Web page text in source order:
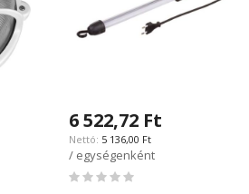
6 522,72 Ft
5 136,00 Ft
/ egységenként
Rating: